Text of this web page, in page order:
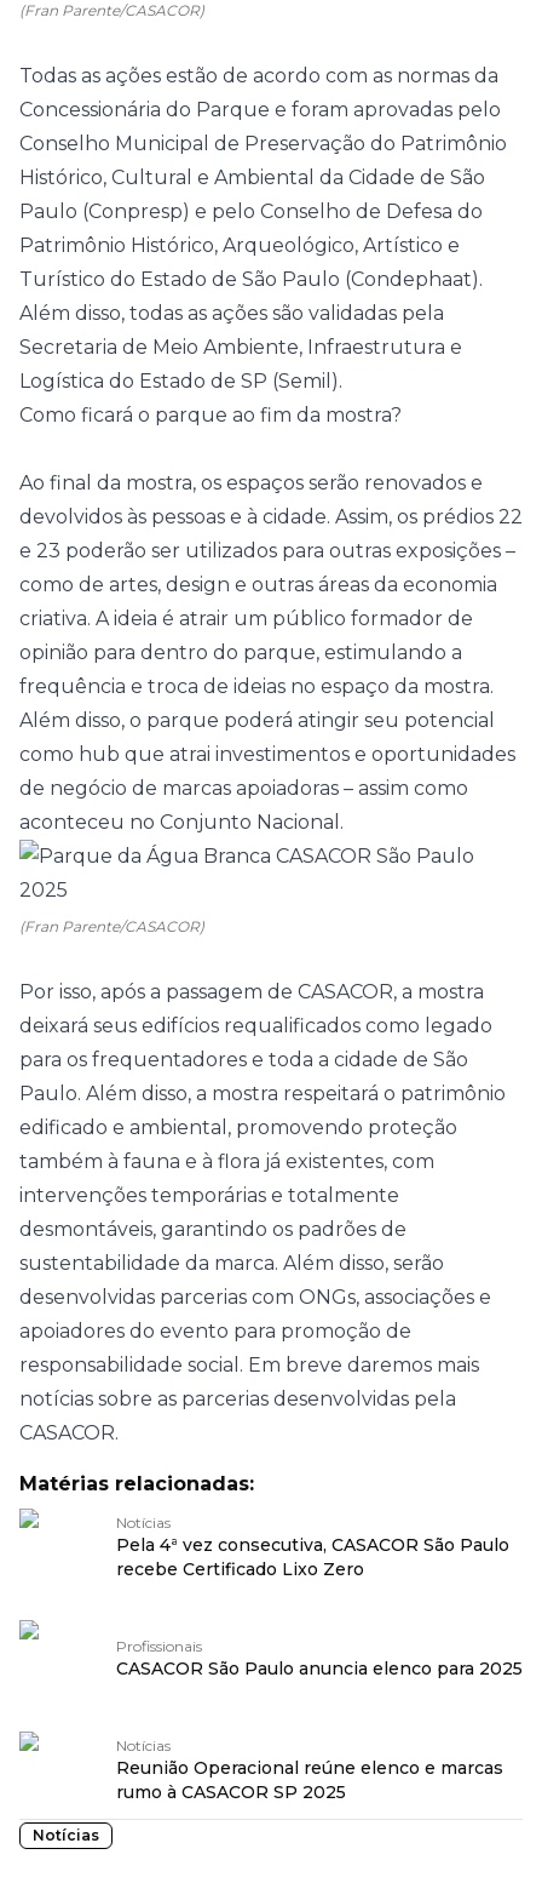
(Fran Parente/CASACOR)
Todas as ações estão de acordo com as normas da
Concessionária do Parque e foram aprovadas pelo
Conselho Municipal de Preservação do Patrimônio
Histórico, Cultural e Ambiental da Cidade de São
Paulo (Conpresp) e pelo Conselho de Defesa do
Patrimônio Histórico, Arqueológico, Artístico e
Turístico do Estado de São Paulo (Condephaat).
Além disso, todas as ações são validadas pela
Secretaria de Meio Ambiente, Infraestrutura e
Logística do Estado de SP (Semil).
Como ficará o parque ao fim da mostra?
Ao final da mostra, os espaços serão renovados e
devolvidos às pessoas e à cidade. Assim, os prédios 22
e 23 poderão ser utilizados para outras exposições –
como de artes, design e outras áreas da economia
criativa. A ideia é atrair um público formador de
opinião para dentro do parque, estimulando a
frequência e troca de ideias no espaço da mostra.
Além disso, o parque poderá atingir seu potencial
como hub que atrai investimentos e oportunidades
de negócio de marcas apoiadoras – assim como
aconteceu no Conjunto Nacional.
(Fran Parente/CASACOR)
Por isso, após a passagem de CASACOR, a mostra
deixará seus edifícios requalificados como legado
para os frequentadores e toda a cidade de São
Paulo. Além disso, a mostra respeitará o patrimônio
edificado e ambiental, promovendo proteção
também à fauna e à flora já existentes, com
intervenções temporárias e totalmente
desmontáveis, garantindo os padrões de
sustentabilidade da marca. Além disso, serão
desenvolvidas parcerias com ONGs, associações e
apoiadores do evento para promoção de
responsabilidade social. Em breve daremos mais
notícias sobre as parcerias desenvolvidas pela
CASACOR.
Matérias relacionadas:
Notícias
Pela 4ª vez consecutiva, CASACOR São Paulo
recebe Certificado Lixo Zero
Profissionais
CASACOR São Paulo anuncia elenco para 2025
Notícias
Reunião Operacional reúne elenco e marcas
rumo à CASACOR SP 2025
Notícias